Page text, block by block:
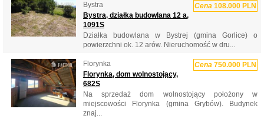
Bystra Cena 108.000 PLN
Bystra, działka budowlana 12 a,
1091S
Działka budowlana w Bystrej (gmina Gorlice) o
powierzchni ok. 12 arów. Nieruchomość w dru...
Florynka Cena 750.000 PLN
Florynka, dom wolnostojący,
682S
Na sprzedaż dom wolnostojący położony w
miejscowości Florynka (gmina Grybów). Budynek
znaj...